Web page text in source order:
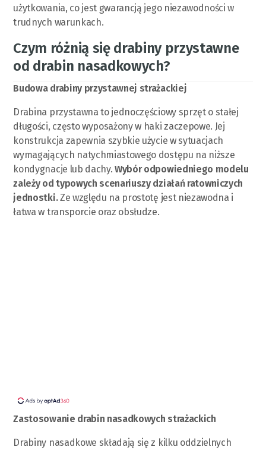
użytkowania, co jest gwarancją jego niezawodności w
trudnych warunkach.
Czym różnią się drabiny przystawne
od drabin nasadkowych?
Budowa drabiny przystawnej strażackiej
Drabina przystawna to jednoczęściowy sprzęt o stałej
długości, często wyposażony w haki zaczepowe. Jej
konstrukcja zapewnia szybkie użycie w sytuacjach
wymagających natychmiastowego dostępu na niższe
kondygnacje lub dachy.Wybór odpowiedniego modelu
zależy od typowych scenariuszy działań ratowniczych
jednostki.Ze względu na prostotę jest niezawodna i
łatwa w transporcie oraz obsłudze.
Zastosowanie drabin nasadkowych strażackich
Drabiny nasadkowe składają się z kilku oddzielnych